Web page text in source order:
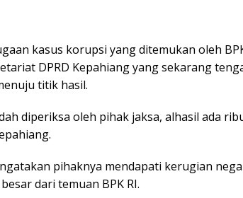
kasus korupsi yang ditemukan oleh
DPRD Kepahiang yang sekarang
titik hasil.
diperiksa oleh pihak jaksa, alhasil ada
pihaknya mendapati kerugian
dari temuan BPK RI.